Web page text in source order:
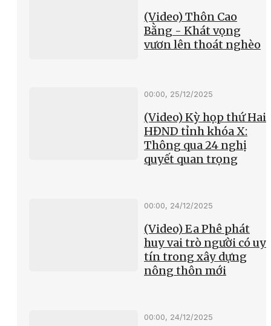
(Video) Thôn Cao
Bằng - Khát vọng
vươn lên thoát nghèo
00:00, 25/12/2025
(Video) Kỳ họp thứ Hai
HĐND tỉnh khóa X:
Thông qua 24 nghị
quyết quan trọng
00:00, 24/12/2025
(Video) Ea Phê phát
huy vai trò người có uy
tín trong xây dựng
nông thôn mới
00:00, 24/12/2025